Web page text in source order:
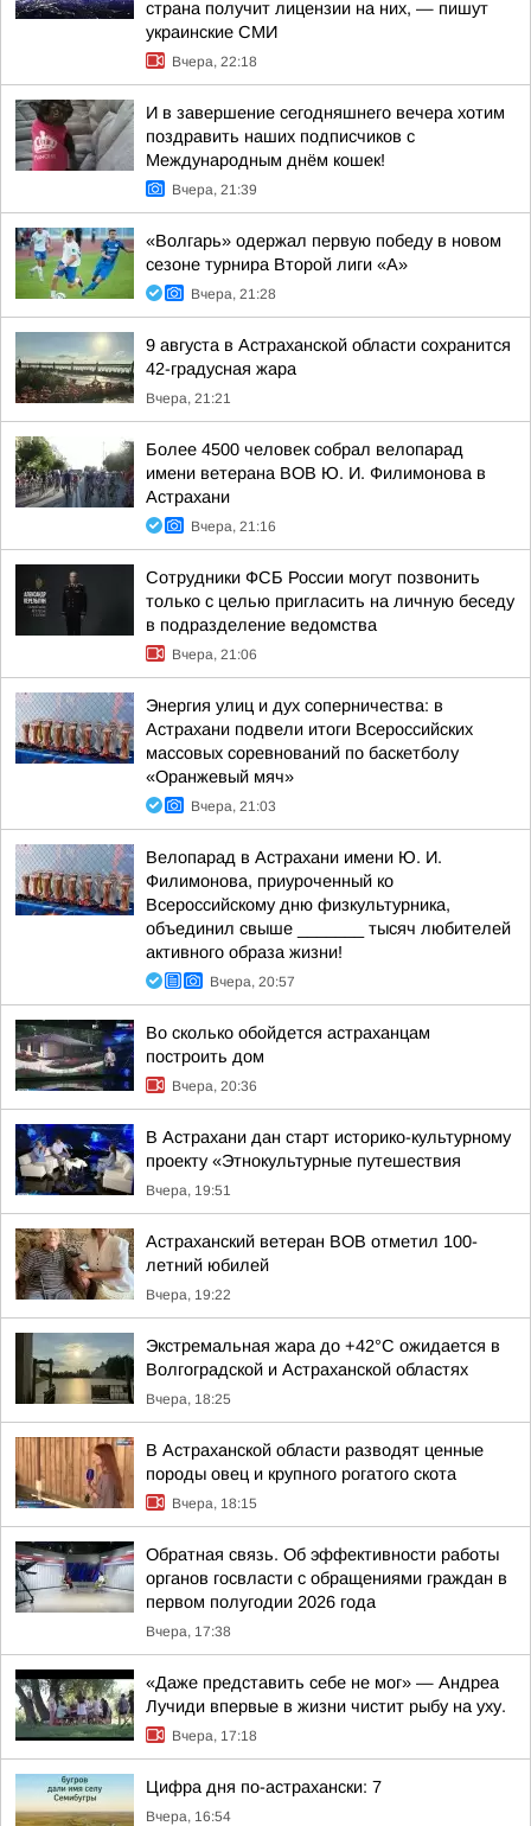
страна получит лицензии на них, — пишут
украинские СМИ
Вчера, 22:18
И в завершение сегодняшнего вечера хотим
поздравить наших подписчиков с
Международным днём кошек!
Вчера, 21:39
«Волгарь» одержал первую победу в новом
сезоне турнира Второй лиги «А»
Вчера, 21:28
9 августа в Астраханской области сохранится
42-градусная жара
Вчера, 21:21
Более 4500 человек собрал велопарад
имени ветерана ВОВ Ю. И. Филимонова в
Астрахани
Вчера, 21:16
Сотрудники ФСБ России могут позвонить
только с целью пригласить на личную беседу
в подразделение ведомства
Вчера, 21:06
Энергия улиц и дух соперничества: в
Астрахани подвели итоги Всероссийских
массовых соревнований по баскетболу
«Оранжевый мяч»
Вчера, 21:03
Велопарад в Астрахани имени Ю. И.
Филимонова, приуроченный ко
Всероссийскому дню физкультурника,
объединил свыше _______ тысяч любителей
активного образа жизни!
Вчера, 20:57
Во сколько обойдется астраханцам
построить дом
Вчера, 20:36
В Астрахани дан старт историко-культурному
проекту «Этнокультурные путешествия
Вчера, 19:51
Астраханский ветеран ВОВ отметил 100-
летний юбилей
Вчера, 19:22
Экстремальная жара до +42°C ожидается в
Волгоградской и Астраханской областях
Вчера, 18:25
В Астраханской области разводят ценные
породы овец и крупного рогатого скота
Вчера, 18:15
Обратная связь. Об эффективности работы
органов госвласти с обращениями граждан в
первом полугодии 2026 года
Вчера, 17:38
«Даже представить себе не мог» — Андреа
Лучиди впервые в жизни чистит рыбу на уху.
Вчера, 17:18
Цифра дня по-астрахански: 7
Вчера, 16:54